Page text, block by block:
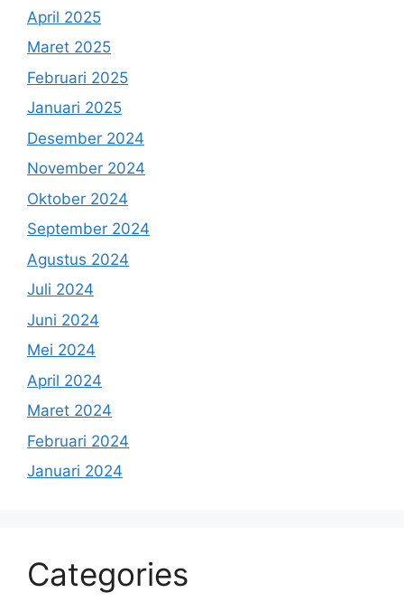
April 2025
Maret 2025
Februari 2025
Januari 2025
Desember 2024
November 2024
Oktober 2024
September 2024
Agustus 2024
Juli 2024
Juni 2024
Mei 2024
April 2024
Maret 2024
Februari 2024
Januari 2024
Categories